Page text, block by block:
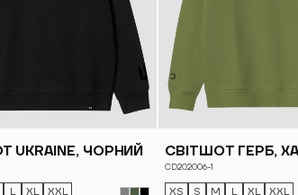
UKRAINE, ЧОРНИЙ
L XL XXL
СВІТШОТ ГЕРБ,
CD202006-1
XS S M L XL XXL